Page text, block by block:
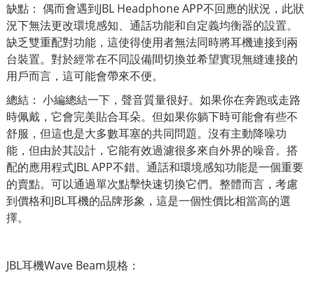
缺點： 偶而會遇到JBL Headphone APP不回應的狀況，此狀
況下無法更改環境感知、通話功能和自定義均衡器的設置。
缺乏雙重配對功能，這使得使用者無法同時將耳機連接到兩
台裝置。對於經常在不同設備間切換並希望實現無縫連接的
用戶而言，這可能會帶來不便。
總結： 小編總結一下，聲音質量很好。如果你在奔跑或走路
時佩戴，它會完美貼合耳朵。但如果你躺下時可能會有些不
舒服，但這也是大多數耳塞的共同問題。沒有主動降噪功
能，但由於其設計，它能有效過濾很多來自外界的噪音。搭
配的應用程式JBL APP不錯。通話和環境感知功能是一個重要
的賣點。可以通過單次點擊快速切換它們。整體而言，考慮
到價格和JBL耳機的品牌形象，這是一個性價比相當高的選
擇。
JBL耳機Wave Beam規格：